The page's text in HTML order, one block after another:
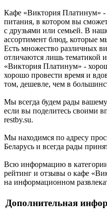
Кафе «Виктория Платинум» -
питания, в котором вы
с друзьями или семьей. В
ассортимент блюд, которые
Есть множество различных
отличаются лишь тематикой
«Виктория Платинум» -
хорошо провести время и
том, дешевле, чем в
Мы всегда будем рады
если вы поделитесь своими
restby.su.
Мы находимся по адресу
Беларусь и всегда рады
Всю информацию в
рейтинг и отзывы о кафе
на информационном
Дополнительная